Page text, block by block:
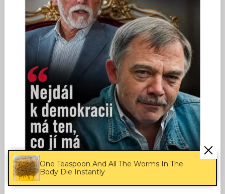
One Teaspoon And All The Worms In The
Body Die Instantly